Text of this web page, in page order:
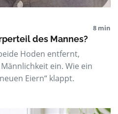
8 min
des Mannes?
Hoden entfernt,
ein. Wie ein
Eiern“ klappt.